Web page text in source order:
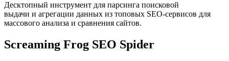
Десктопный инструмент для парсинга поисковой
выдачи и агрегации данных из топовых SEO-сервисов для
массового анализа и сравнения сайтов.
Screaming Frog SEO Spider